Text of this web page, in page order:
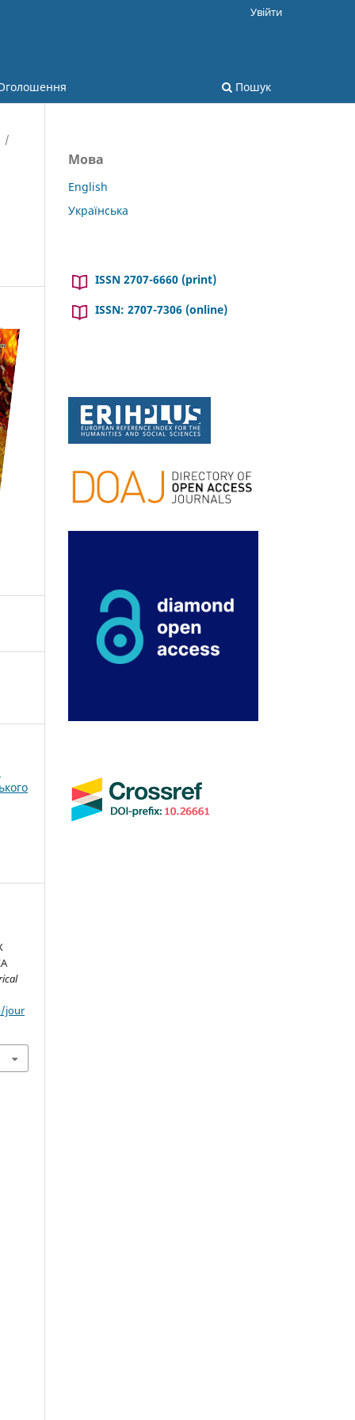
Пошук
Увійти
/
jour
Мова
English
Українська
ISSN 2707-6660 (print)
ISSN: 2707-7306 (online)